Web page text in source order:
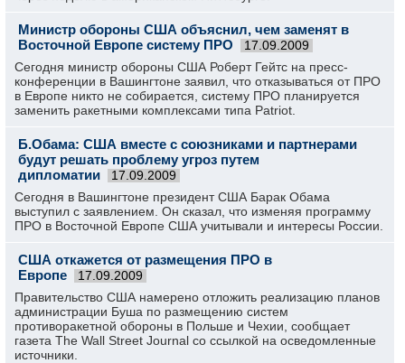
Министр обороны США объяснил, чем заменят в
Восточной Европе систему ПРО
17.09.2009
Сегодня министр обороны США Роберт Гейтс на пресс-
конференции в Вашингтоне заявил, что отказываться от ПРО
в Европе никто не собирается, систему ПРО планируется
заменить ракетными комплексами типа Patriot.
Б.Обама: США вместе с союзниками и партнерами
будут решать проблему угроз путем
дипломатии
17.09.2009
Сегодня в Вашингтоне президент США Барак Обама
выступил с заявлением. Он сказал, что изменяя программу
ПРО в Восточной Европе США учитывали и интересы России.
США откажется от размещения ПРО в
Европе
17.09.2009
Правительство США намерено отложить реализацию планов
администрации Буша по размещению систем
противоракетной обороны в Польше и Чехии, сообщает
газета The Wall Street Journal со ссылкой на осведомленные
источники.